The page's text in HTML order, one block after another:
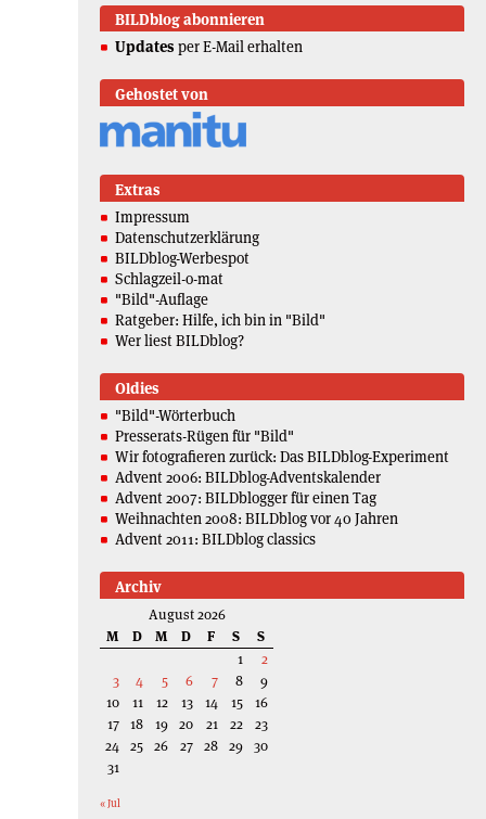
BILDblog abonnieren
Updates per E-Mail erhalten
Gehostet von
Extras
Impressum
Datenschutzerklärung
BILDblog-Werbespot
Schlagzeil-o-mat
"Bild"-Auflage
Ratgeber: Hilfe, ich bin in "Bild"
Wer liest BILDblog?
Oldies
"Bild"-Wörterbuch
Presserats-Rügen für "Bild"
Wir fotografieren zurück: Das BILDblog-Experiment
Advent 2006: BILDblog-Adventskalender
Advent 2007: BILDblogger für einen Tag
Weihnachten 2008: BILDblog vor 40 Jahren
Advent 2011: BILDblog classics
Archiv
August 2026
M
D M D F S
S
1
2
3
4 5 6 7 8
9
10
11 12 13 14 15
16
17 18 19 20 21 22
23
24 25 26 27 28 29 30
31
« Jul